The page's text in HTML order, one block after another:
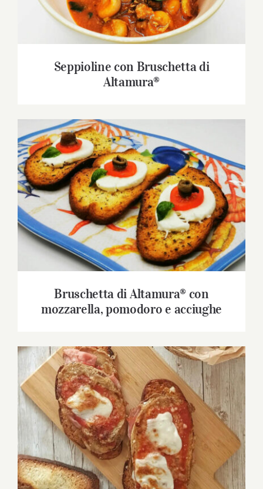
Seppioline con Bruschetta di
Altamura®
Bruschetta di Altamura® con mozzarella,
pomodoro e acciughe
Bruschetta di Altamura® con
mozzarella, pomodoro e acciughe
Bruschetta di Altamura® alla parmigiana